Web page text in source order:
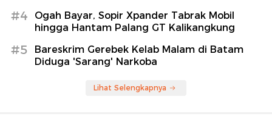
#4
Ogah Bayar, Sopir Xpander Tabrak Mobil
hingga Hantam Palang GT Kalikangkung
#5
Bareskrim Gerebek Kelab Malam di Batam
Diduga 'Sarang' Narkoba
Lihat Selengkapnya